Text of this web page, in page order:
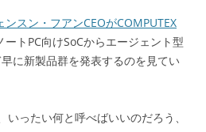
ンスン・フアンCEOがCOMPUTEX
ートPC向けSoCからエージェント型
に新製品群を発表するのを見てい
ったい何と呼べばいいのだろう、